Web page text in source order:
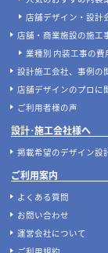
店舗デザイン・設計
店舗・商業施設の施工
業種別 内装工事の費
設計施工会社、事例の
店舗デザインのプロに
ご利用者様の声
設計･施工会社様へ
掲載希望のデザイン設
ご利用案内
よくある質問
お問い合わせ
運営会社について